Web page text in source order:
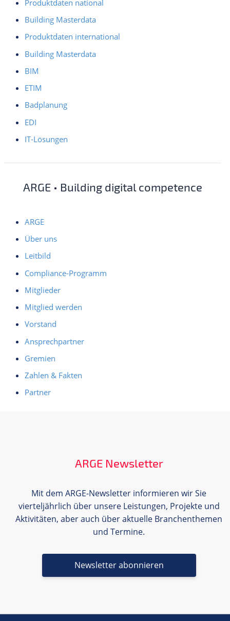
Produktdaten national
Building Masterdata
Produktdaten international
Building Masterdata
BIM
ETIM
Badplanung
EDI
IT-Lösungen
ARGE • Building digital competence
ARGE
Über uns
Leitbild
Compliance-Programm
Mitglieder
Mitglied werden
Vorstand
Ansprechpartner
Gremien
Zahlen & Fakten
Partner
ARGE Newsletter
Mit dem ARGE-Newsletter informieren wir Sie
vierteljährlich über unsere Leistungen, Projekte und
Aktivitäten, aber auch über aktuelle Branchenthemen
und Termine.
Newsletter abonnieren